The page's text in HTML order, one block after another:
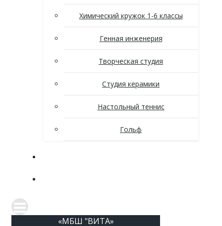
Химический кружок 1-6 классы
Генная инженерия
Творческая студия
Студия керамики
Настольный теннис
Гольф
«МБШ "ВИТА»